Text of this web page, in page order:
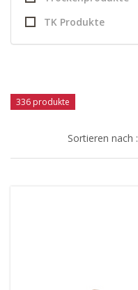
TK Produkte
336 produkte
Sortieren nach :